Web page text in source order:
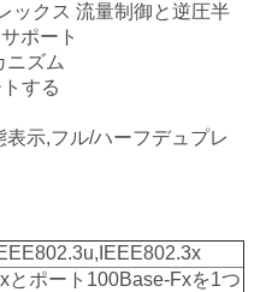
ックス 流量制御と逆圧半
ポート
ニズム
する
示,フル/ハーフデュプレ
とポート100Base-Fxを1つ